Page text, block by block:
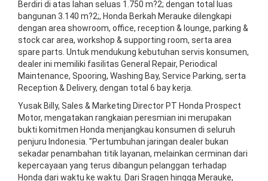
Berdiri di atas lahan seluas 1.750 m?2; dengan total luas
bangunan 3.140 m?2;, Honda Berkah Merauke dilengkapi
dengan area showroom, office, reception & lounge, parking &
stock car area, workshop & supporting room, serta area
spare parts. Untuk mendukung kebutuhan servis konsumen,
dealer ini memiliki fasilitas General Repair, Periodical
Maintenance, Spooring, Washing Bay, Service Parking, serta
Reception & Delivery, dengan total 6 bay kerja.
Yusak Billy, Sales & Marketing Director PT Honda Prospect
Motor, mengatakan rangkaian peresmian ini merupakan
bukti komitmen Honda menjangkau konsumen di seluruh
penjuru Indonesia. "Pertumbuhan jaringan dealer bukan
sekadar penambahan titik layanan, melainkan cerminan dari
kepercayaan yang terus dibangun pelanggan terhadap
Honda dari waktu ke waktu. Dari Sragen hingga Merauke,